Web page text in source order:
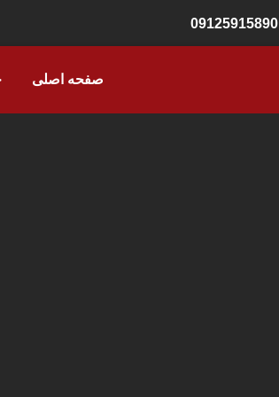
09125915890
صفحه اصلی